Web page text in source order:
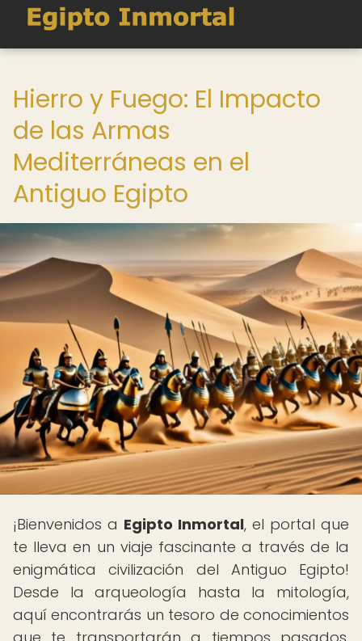
Hierro y Fuego: El Impacto
de las Armas
Mediterráneas en el
Antiguo Egipto
¡Bienvenidos a Egipto Inmortal, el portal que
te lleva en un viaje fascinante a través de la
enigmática civilización del Antiguo Egipto!
Desde la arqueología hasta la mitología,
aquí encontrarás un tesoro de conocimientos